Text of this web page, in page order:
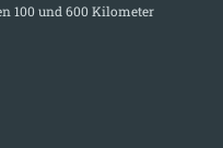
100 und 600 Kilometer